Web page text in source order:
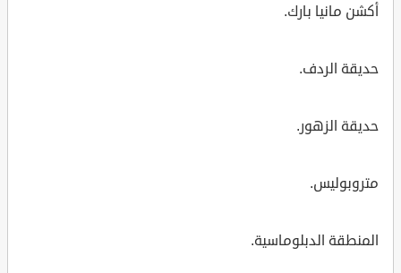
أكشن مانيا بارك.
حديقة الردف.
حديقة الزهور.
متروبوليس.
المنطقة الدبلوماسية.